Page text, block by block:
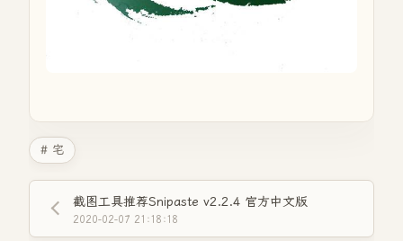
# 宅
截图工具推荐Snipaste v2.2.4 官方中文版
2020-02-07 21:18:18